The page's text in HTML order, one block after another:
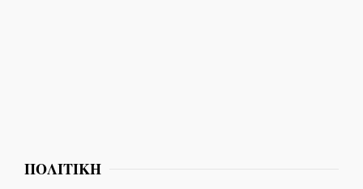
ΠΟΛΙΤΙΚΗ